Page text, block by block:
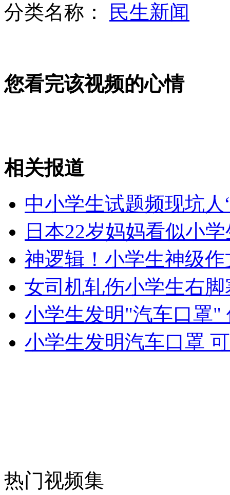
14党混战 日将迎来最“乱”大选
山西运城恶犬咬伤多人 警民合力深夜将其击毙
无痛分娩是否安全 医生回应
外交部：反对强权政治霸凌主义
外交部：有关国家言论片面不公正
安徽一实载49人客车翻车
司机酒驾遇交警 急速倒车逃窜
分类名称：
民生新闻
您看完该视频的心情
相关报道
中小学生试题频现坑人
日本22岁妈妈看似小
神逻辑！小学生神级
女司机轧伤小学生右
小学生发明"汽车口罩"
小学生发明汽车口罩
热门视频集